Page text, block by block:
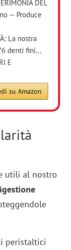
DEL
— Produce
La nostra
denti fini…
E
su Amazon
utili al nostro
peristaltici